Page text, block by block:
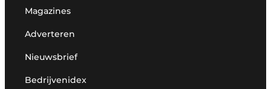
Magazines
Adverteren
Nieuwsbrief
Bedrijvenidex